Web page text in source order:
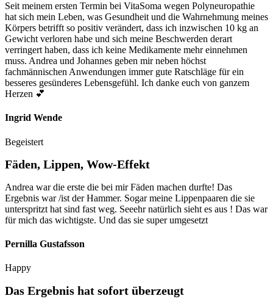
Seit meinem ersten Termin bei VitaSoma wegen Polyneuropathie
hat sich mein Leben, was Gesundheit und die Wahrnehmung meines
Körpers betrifft so positiv verändert, dass ich inzwischen 10 kg an
Gewicht verloren habe und sich meine Beschwerden derart
verringert haben, dass ich keine Medikamente mehr einnehmen
muss. Andrea und Johannes geben mir neben höchst
fachmännischen Anwendungen immer gute Ratschläge für ein
besseres gesünderes Lebensgefühl. Ich danke euch von ganzem
Herzen 💕
Ingrid Wende
Begeistert
Fäden, Lippen, Wow-Effekt
Andrea war die erste die bei mir Fäden machen durfte! Das
Ergebnis war /ist der Hammer. Sogar meine Lippenpaaren die sie
unterspritzt hat sind fast weg. Seeehr natürlich sieht es aus ! Das war
für mich das wichtigste. Und das sie super umgesetzt
Pernilla Gustafsson
Happy
Das Ergebnis hat sofort überzeugt